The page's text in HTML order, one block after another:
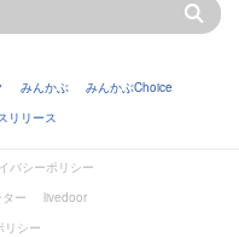
みんかぶ
みんかぶChoice
リリース
バシーポリシー
ー
livedoor
リシー